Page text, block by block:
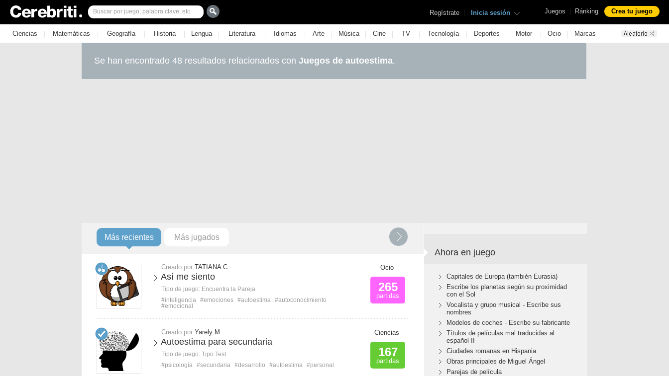
Juegos | Ránking Crea tu juego
Regístrate | Inicia sesión
Ciencias | Matemáticas | Geografía | Historia | Lengua | Literatura | Idiomas | Arte | Música | Cine | TV | Tecnología | Deportes | Motor | Ocio | Marcas
Se han encontrado 48 resultados relacionados con Juegos de autoestima.
Más recientes Más jugados
Creado por TATIANA C
Así me siento
Tipo de juego: Encuentra la Pareja
#inteligencia #emociones #autoestima #autoconocimiento
#emocional
Ocio
265
partidas
Creado por Yarely M
Autoestima para secundaria
Tipo de juego: Tipo Test
#psicología #secundaria #desarrollo #autoestima #personal
Ciencias
167
partidas
Ahora en juego
Capitales de Europa (también Eurasia)
Escribe los planetas según su proximidad
con el Sol
Vocalista y grupo musical - Escribe sus
nombres
Modelos de coches - Escribe su fabricante
Títulos de películas mal traducidas al
español II
Ciudades romanas en Hispania
Obras principales de Miguel Ángel
Parejas de película